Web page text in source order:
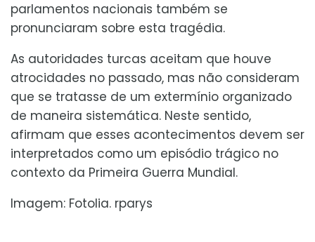
parlamentos nacionais também se
pronunciaram sobre esta tragédia.
As autoridades turcas aceitam que houve
atrocidades no passado, mas não consideram
que se tratasse de um extermínio organizado
de maneira sistemática. Neste sentido,
afirmam que esses acontecimentos devem ser
interpretados como um episódio trágico no
contexto da Primeira Guerra Mundial.
Imagem: Fotolia. rparys